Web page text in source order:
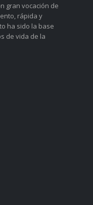
gran vocación de
rápida y
ha sido la base
de vida de la